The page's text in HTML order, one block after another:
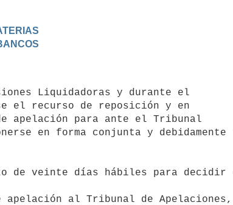
el recurso de reposición y en
apelación para ante el Tribunal
en forma conjunta y debidamente
al Tribunal de